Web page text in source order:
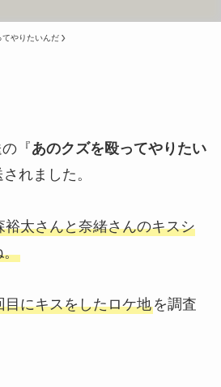
てやりたいんだ
『あのクズを殴ってやりたい
れました。
裕太さんと奈緒さんのキスシ
。
目にキスをしたロケ地を調査